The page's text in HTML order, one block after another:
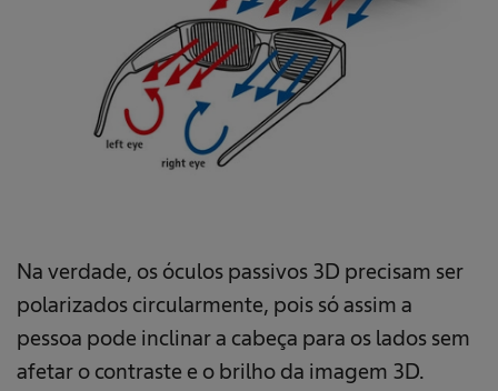
Na verdade, os óculos passivos 3D precisam ser
polarizados circularmente, pois só assim a
pessoa pode inclinar a cabeça para os lados sem
afetar o contraste e o brilho da imagem 3D.